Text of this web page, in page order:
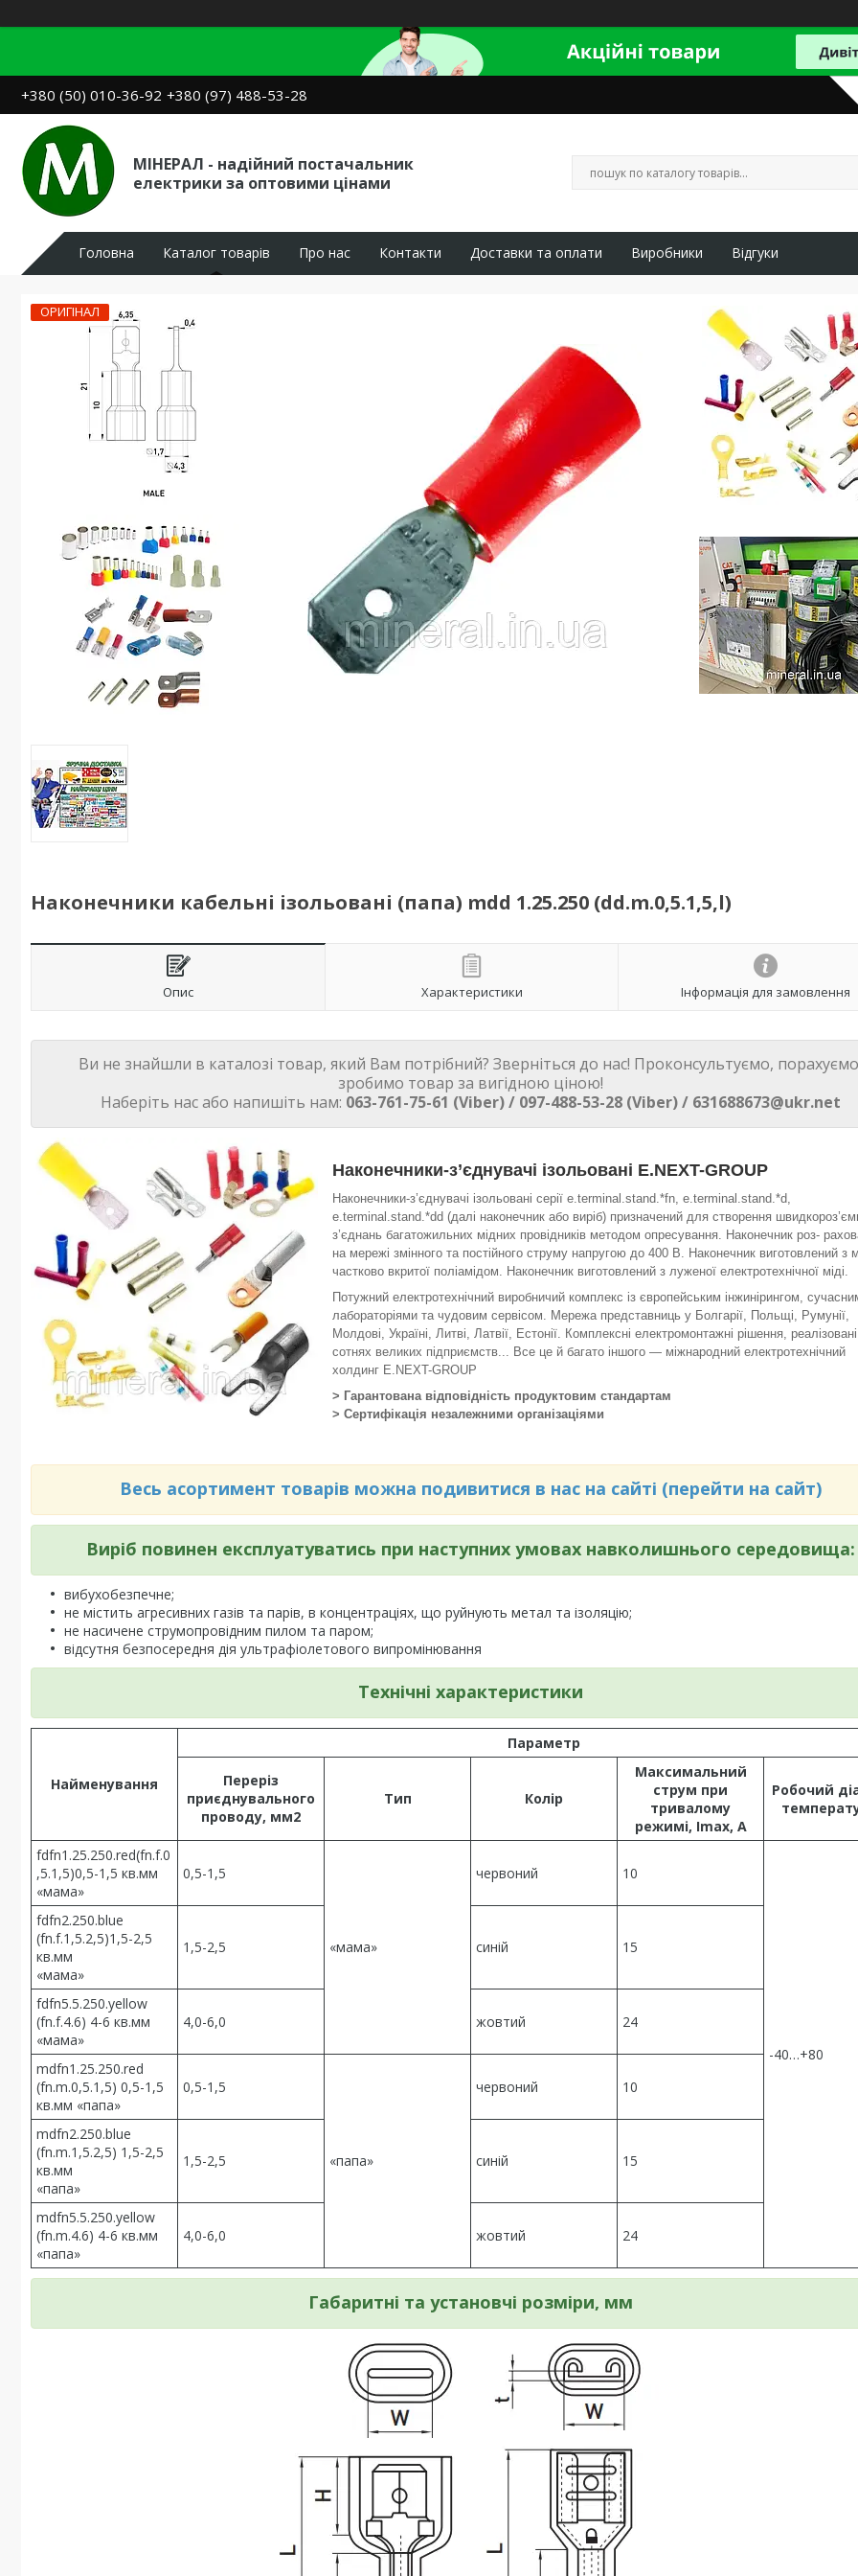
+380 (50) 010-36-92 +380 (97) 488-53-28
МІНЕРАЛ - надійний постачальник
електрики за оптовими цінами
Головна Каталог товарів Про нас Контакти Доставки та оплати Виробники Відгуки
ОРИГІНАЛ
Наконечники кабельні ізольовані (папа) mdd 1.25.250 (dd.m.0,5.1,5,l)
Опис Характеристики Інформація для замовлення
Ви не знайшли в каталозі товар, який Вам потрібний? Зверніться до нас! Проконсультуємо,
зробимо товар за вигідною ціною!
Наберіть нас або напишіть нам: 063-761-75-61 (Viber) / 097-488-53-28 (Viber) / 631688673@ukr.net
Наконечники-з’єднувачі ізольовані E.NEXT-GROUP
Наконечники-з’єднувачі ізольовані серії e.terminal.stand.*fn, e.terminal.stand.*d,
e.terminal.stand.*dd (далі наконечник або виріб) призначений для створення
з’єднань багатожильних мідних провідників методом опресування. Наконечник роз-
на мережі змінного та постійного струму напругою до 400 В. Наконечник виготовлений з
частково вкритої поліамідом. Наконечник виготовлений з луженої електротехнічної міді.
Потужний електротехнічний виробничий комплекс із європейським інжинірингом,
лабораторіями та чудовим сервісом. Мережа представниць у Болгарії, Польщі, Румунії,
Молдові, Україні, Литві, Латвії, Естонії. Комплексні електромонтажні рішення,
сотнях великих підприємств... Все це й багато іншого — міжнародний електротехнічний
холдинг E.NEXT-GROUP
> Гарантована відповідність продуктовим стандартам
> Сертифікація незалежними організаціями
Весь асортимент товарів можна подивитися в нас на сайті (перейти на сайт)
Виріб повинен експлуатуватись при наступних умовах навколишнього середовища:
вибухобезпечне;
не містить агресивних газів та парів, в концентраціях, що руйнують метал та ізоляцію;
не насичене струмопровідним пилом та паром;
відсутня безпосередня дія ультрафіолетового випромінювання
Технічні характеристики
Найменування
Параметр
Переріз
приєднувального
проводу, мм2
Тип Колір
Максимальний
струм при
тривалому
режимі, Іmax, А
Робочий
fdfn1.25.250.red(fn.f.0
,5.1,5)0,5-1,5 кв.мм
«мама»
0,5-1,5
«мама»
червоний 10
-40…+80
fdfn2.250.blue
(fn.f.1,5.2,5)1,5-2,5
кв.мм
«мама»
1,5-2,5 синій 15
fdfn5.5.250.yellow
(fn.f.4.6) 4-6 кв.мм
«мама»
4,0-6,0 жовтий 24
mdfn1.25.250.red
(fn.m.0,5.1,5) 0,5-1,5
кв.мм «папа»
0,5-1,5
«папа»
червоний 10
mdfn2.250.blue
(fn.m.1,5.2,5) 1,5-2,5
кв.мм
«папа»
1,5-2,5 синій 15
mdfn5.5.250.yellow
(fn.m.4.6) 4-6 кв.мм
«папа»
4,0-6,0 жовтий 24
Габаритні та установчі розміри, мм